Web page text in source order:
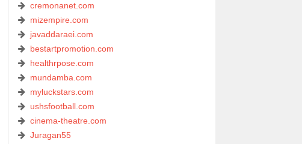
cremonanet.com
mizempire.com
javaddaraei.com
bestartpromotion.com
healthrpose.com
mundamba.com
myluckstars.com
ushsfootball.com
cinema-theatre.com
Juragan55